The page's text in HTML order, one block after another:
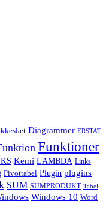
Diagrammer ERSTAT
Funktioner
Kemi LAMBDA Links
Pivottabel Plugin plugins
SUM SUMPRODUKT Tabel
Windows 10 Word